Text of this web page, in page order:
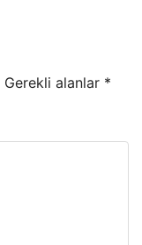
Gerekli alanlar *